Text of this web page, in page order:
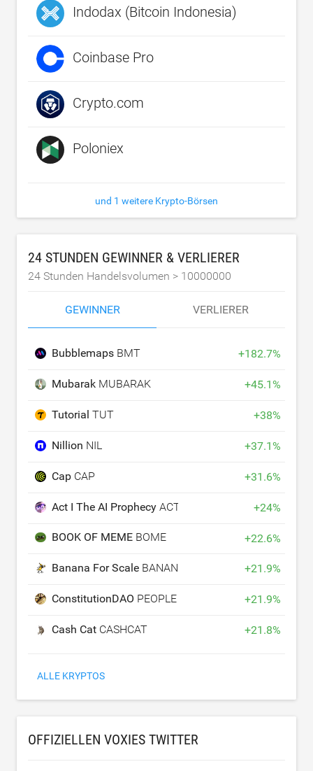
Indodax (Bitcoin Indonesia)
Coinbase Pro
Crypto.com
Poloniex
und 1 weitere Krypto-Börsen
24 STUNDEN GEWINNER & VERLIERER
24 Stunden Handelsvolumen > 10000000
GEWINNER VERLIERER
Bubblemaps BMT +182.7%
Mubarak MUBARAK +45.1%
Tutorial TUT +38%
Nillion NIL +37.1%
Cap CAP +31.6%
Act I The AI Prophecy ACT +24%
BOOK OF MEME BOME +22.6%
Banana For Scale BANANAS31 +21.9%
ConstitutionDAO PEOPLE +21.9%
Cash Cat CASHCAT +21.8%
ALLE KRYPTOS
OFFIZIELLEN VOXIES TWITTER